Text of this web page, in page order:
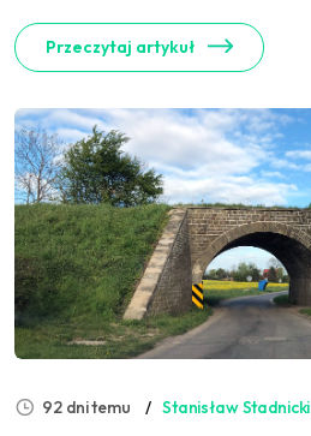
Przeczytaj artykuł
92 dni temu Stanisław Stadnicki